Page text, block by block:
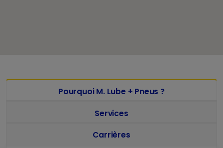
Pourquoi M. Lube + Pneus ?
Services
Carrières